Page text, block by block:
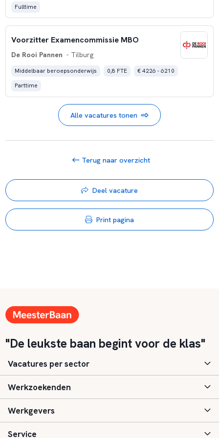
Fulltime
Voorzitter Examencommissie MBO
De Rooi Pannen - Tilburg
Middelbaar beroepsonderwijs 0,8 FTE
€ 4226 - 6210
Parttime
Alle vacatures tonen
Terug naar overzicht
Deel vacature
Print pagina
"De leukste baan begint voor de klas"
Vacatures per sector
Basisonderwijs
Speciaal (basis) onderwijs
Voortgezet onderwijs
Werkzoekenden
Aanmelden
Vacatures
Werkgevers
Inloggen
Service